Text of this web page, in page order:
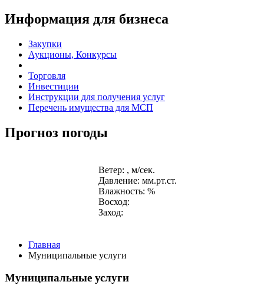
Информация для бизнеса
Закупки
Аукционы, Конкурсы
Торговля
Инвестиции
Инструкции для получения услуг
Перечень имущества для МСП
Прогноз погоды
Ветер: , м/сек.
Давление: мм.рт.ст.
Влажность: %
Восход:
Заход:
Главная
Муниципальные услуги
Муниципальные услуги